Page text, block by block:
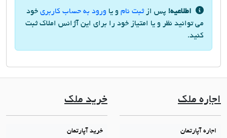
اطلاعیه! پس ازثبت نام و یا ورود به حساب کاربری خود
می توانید نظر و یا امتیاز خود را برای این آژانس املاک ثبت
کنید.
اجاره ملک
اجاره آپارتمان
خرید ملک
خرید آپارتمان